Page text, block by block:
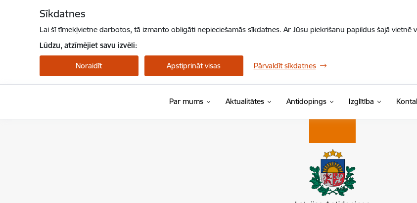
Sīkdatnes
Lai šī tīmekļvietne darbotos, tā izmanto obligāti nepieciešamās sīkdatnes. Ar Jūsu piekrišanu papildus šajā
Lūdzu, atzīmējiet savu izvēli:
Noraidīt Apstiprināt visas Pārvaldīt sīkdatnes
Par mums Aktualitātes Antidopings Izglītība